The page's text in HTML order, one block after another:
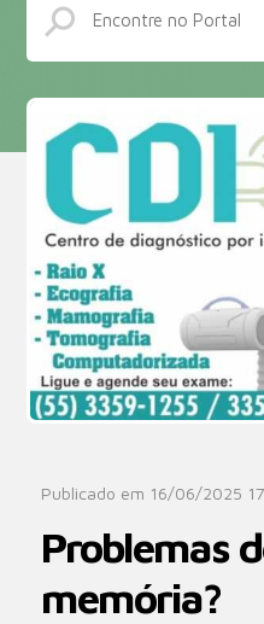
Publicado em 16/06/2025
Problemas
memória?